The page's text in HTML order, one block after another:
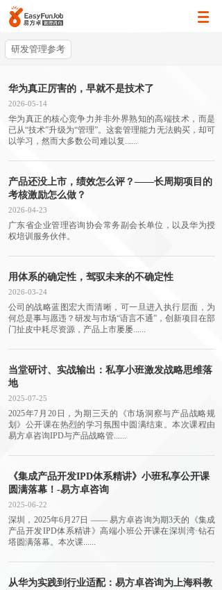
研发管理参考
华为真正厉害的，早就不是技术了
2026-05-14
华为真正的核心竞争力并非外界熟知的高端技术，而是
已从“技术”升级为“管理”。这套管理能力无法购买，却可
以学习，然而大多数公司难以复......
产品还没上市，绩效怎么评？——长周期项目的
考核激励怎么做？
2026-04-23
广东省企业管理咨询协会常务副会长单位，以及华为授
权培训服务伙伴。
用体系的确定性，驾驭未来的不确定性
2026-03-24
公司的战略蓝图宏大而清晰，可一旦进入执行层面，为
何总是事与愿违？研发与市场“语言不通”，创新项目在部
门扯皮中耗尽资源，产品上市屡屡......
当堂研讨、实战输出：私享小班激发战略思维落
地
2025-07-25
2025年7月20日，为期三天的《市场洞察与产品战略规
划》公开课在热烈的学习氛围中圆满结束。本次课程由
易方卓咨询IPD与产品战略管......
《集成产品开发IPD体系精讲》小班私享公开课
圆满落幕！-易方卓咨询
2025-06-22
深圳，2025年6月27日 —— 易方卓咨询为期3天的《集成
产品开发IPD体系精讲》高端小班公开课在深圳湾·钻石
塔圆满落幕。本次课......
从华为实践到行业适配：易方卓咨询为上海科教